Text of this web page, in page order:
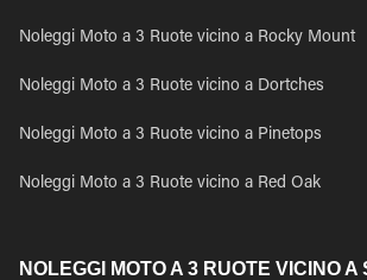
Noleggi Moto a 3 Ruote vicino a Rocky Mount
Noleggi Moto a 3 Ruote vicino a Dortches
Noleggi Moto a 3 Ruote vicino a Pinetops
Noleggi Moto a 3 Ruote vicino a Red Oak
NOLEGGI MOTO A 3 RUOTE VICINO